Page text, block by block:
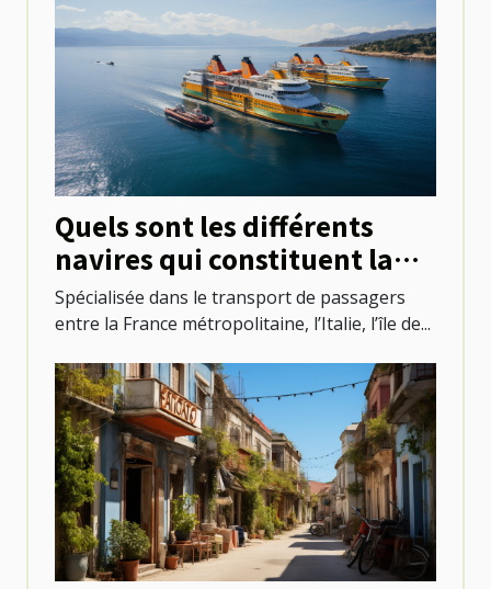
Quels sont les différents
navires qui constituent la
flotte de Corsica Ferries ?
Spécialisée dans le transport de passagers
entre la France métropolitaine, l’Italie, l’île de...